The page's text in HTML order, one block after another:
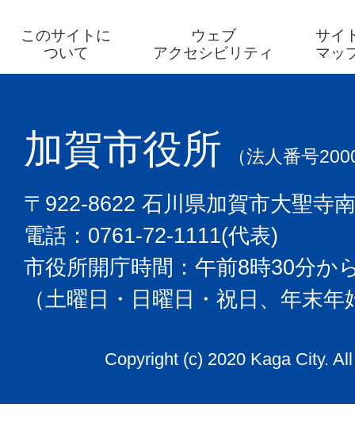
このサイトに
ついて
ウェブ
アクセシビリティ
サイ
マッ
加賀市役所 （法人番号
〒922-8622 石川県加賀市大聖寺
電話：0761-72-1111(代表)
市役所開庁時間：午前8時30分か
（土曜日・日曜日・祝日、年末
Copyright (c) 2020 Kaga City.